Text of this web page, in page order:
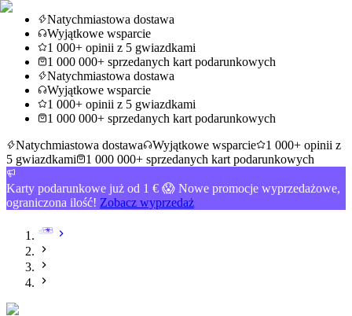
Natychmiastowa dostawa
Wyjątkowe wsparcie
1 000+ opinii z 5 gwiazdkami
1 000 000+ sprzedanych kart podarunkowych
Natychmiastowa dostawa
Wyjątkowe wsparcie
1 000+ opinii z 5 gwiazdkami
1 000 000+ sprzedanych kart podarunkowych
Natychmiastowa dostawa
Wyjątkowe wsparcie
1 000+ opinii z
5 gwiazdkami
1 000 000+ sprzedanych kart podarunkowych
Karty podarunkowe już od 1 € 😱 Nowe promocje wyprzedażowe,
ograniczona ilość! Zobacz wyprzedaż